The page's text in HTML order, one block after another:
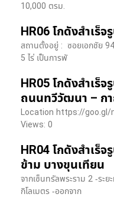
10,000 ตรม.
HR06 โกดังสำเร็
สถานตั้งอยู่ : ซอยเอกชัย
5 ไร่ เป็นการพั
HR05 โกดังสำเร็
ถนนทวีวัฒนา – ก
Location https://
Views: 0
HR04 โกดังสำเร็
ข้าม บางขุนเทียน
จากเซ็นทรัลพระราม 2 -ระย
กิโลเมตร -ออกจาก